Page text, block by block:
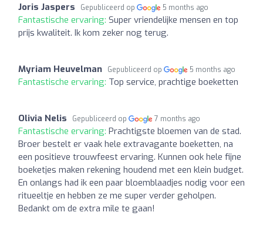
Joris Jaspers Gepubliceerd op 5 months ago
Fantastische ervaring: Super vriendelijke mensen en top
prijs kwaliteit. Ik kom zeker nog terug.
Myriam Heuvelman Gepubliceerd op 5 months ago
Fantastische ervaring: Top service, prachtige boeketten
Olivia Nelis Gepubliceerd op 7 months ago
Fantastische ervaring: Prachtigste bloemen van de stad.
Broer bestelt er vaak hele extravagante boeketten, na
een positieve trouwfeest ervaring. Kunnen ook hele fijne
boeketjes maken rekening houdend met een klein budget.
En onlangs had ik een paar bloemblaadjes nodig voor een
ritueeltje en hebben ze me super verder geholpen.
Bedankt om de extra mile te gaan!